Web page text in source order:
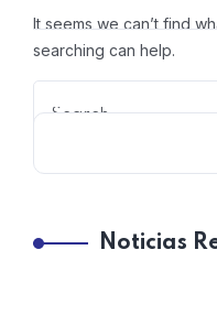
It seems we can’t find
searching can help.
Noticias